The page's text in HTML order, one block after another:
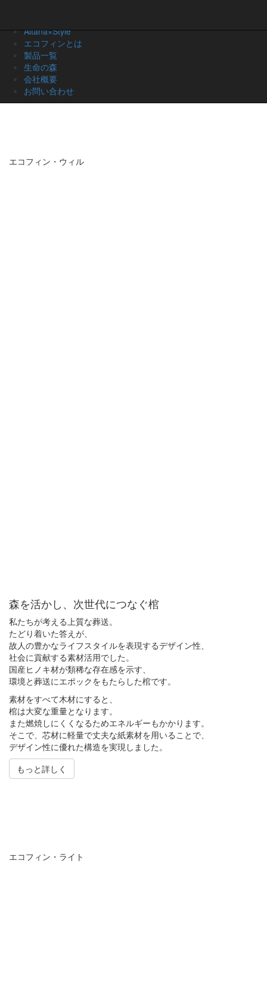
Altana×Style
エコフィンとは
製品一覧
生命の森
会社概要
お問い合わせ
ecoffin noah
ecoffin iS(販売終了)
エコフィン・ウィル
森を活かし、次世代につなぐ棺
私たちが考える上質な葬送。
たどり着いた答えが、
故人の豊かなライフスタイルを表現するデザイン性、
社会に貢献する素材活用でした。
国産ヒノキ材が類稀な存在感を示す、
環境と葬送にエポックをもたらした棺です。
素材をすべて木材にすると、
棺は大変な重量となります。
また燃焼しにくくなるためエネルギーもかかります。
そこで、芯材に軽量で丈夫な紙素材を用いることで、
デザイン性に優れた構造を実現しました。
もっと詳しく
エコフィン・ライト